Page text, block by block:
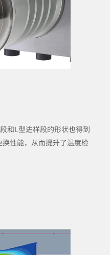
和L型进样段的形状也得到
性能，从而提升了温度检